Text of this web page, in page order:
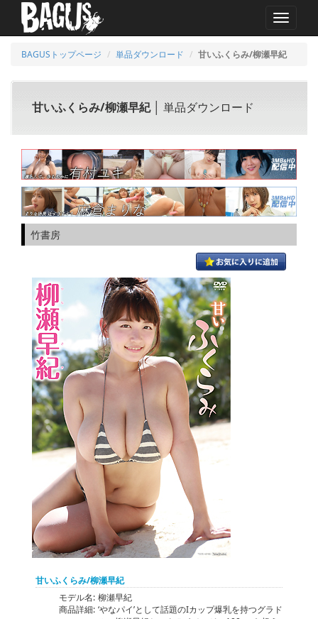
MENU
BAGUSトップページ 単品ダウンロード 甘いふくらみ/柳瀬早紀
甘いふくらみ/柳瀬早紀│ 単品ダウンロード
竹書房
甘いふくらみ/柳瀬早紀
モデル名: 柳瀬早紀
商品詳細: ‘やなパイ’として話題のIカップ爆乳を持つグラド